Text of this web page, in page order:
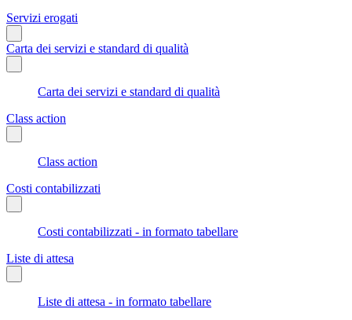
Servizi erogati
Carta dei servizi e standard di qualità
Carta dei servizi e standard di qualità
Class action
Class action
Costi contabilizzati
Costi contabilizzati - in formato tabellare
Liste di attesa
Liste di attesa - in formato tabellare